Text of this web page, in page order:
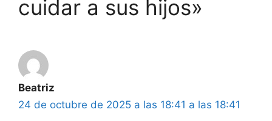
cuidar a sus hijos»
Beatriz
24 de octubre de 2025 a las 18:41 a las 18:41